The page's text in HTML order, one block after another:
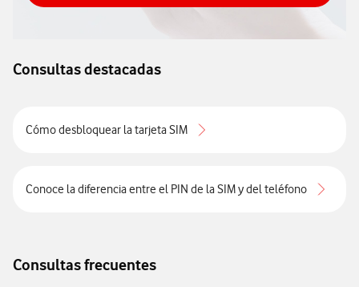
Cómo consultar el PUK
Consultas destacadas
Cómo desbloquear la tarjeta SIM
Conoce la diferencia entre el PIN de la SIM y del teléfono
Consultas frecuentes